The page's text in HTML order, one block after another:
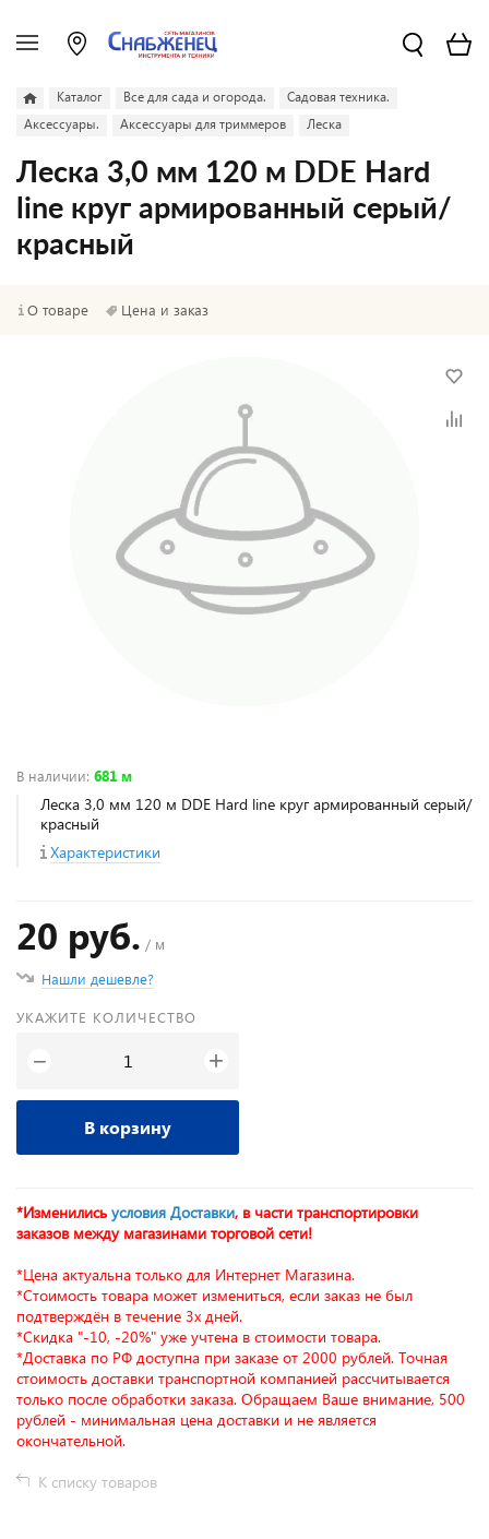
Каталог Все для сада и огорода.
Садовая техника.
Аксессуары.
Аксессуары для триммеров Леска
Леска 3,0 мм 120 м DDE Hard
line круг армированный серый/
красный
О товаре Цена и заказ
В наличии: 681 м
Леска 3,0 мм 120 м DDE Hard line круг армированный серый/
красный
Характеристики
20 руб. / м
Нашли дешевле?
УКАЖИТЕ КОЛИЧЕСТВО
− +
В корзину
*Изменились условия Доставки, в части транспортировки
заказов между магазинами торговой сети!
*Цена актуальна только для Интернет Магазина.
*Стоимость товара может измениться, если заказ не был
подтверждён в течение 3х дней.
*Скидка "-10, -20%" уже учтена в стоимости товара.
*Доставка по РФ доступна при заказе от 2000 рублей. Точная
стоимость доставки транспортной компанией рассчитывается
только после обработки заказа. Обращаем Ваше внимание, 500
рублей - минимальная цена доставки и не является
окончательной.
К списку товаров